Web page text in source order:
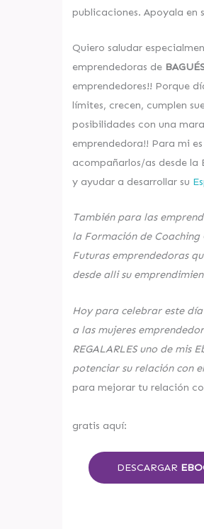
publicaciones. Apoyala en
Quiero saludar
emprendedoras de
emprendedores!! Porque
límites, crecen, cumplen
posibilidades con una
emprendedora!! Para mi
acompañarlos/as desde la
y ayudar a desarrollar su
También para las
la Formación de Coaching
Futuras emprendedoras
desde alli su
Hoy para celebrar este
a las mujeres
REGALARLES uno de mis
potenciar su relación con
para mejorar tu relación
gratis aquí:
DESCARGAR